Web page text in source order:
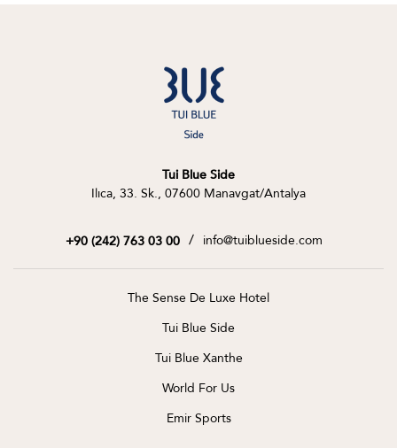
Tui Blue Side
Ilıca, 33. Sk., 07600 Manavgat/Antalya
+90 (242) 763 03 00 / info@tuiblueside.com
The Sense De Luxe Hotel
Tui Blue Side
Tui Blue Xanthe
World For Us
Emir Sports